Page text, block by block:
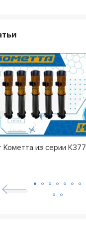
из серии К377